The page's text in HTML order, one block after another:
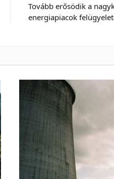
Tovább erősödik a
energiapiacok